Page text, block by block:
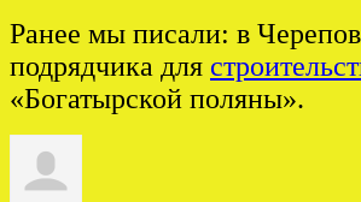
Ранее мы писали: в
подрядчика для
«Богатырской поляны».